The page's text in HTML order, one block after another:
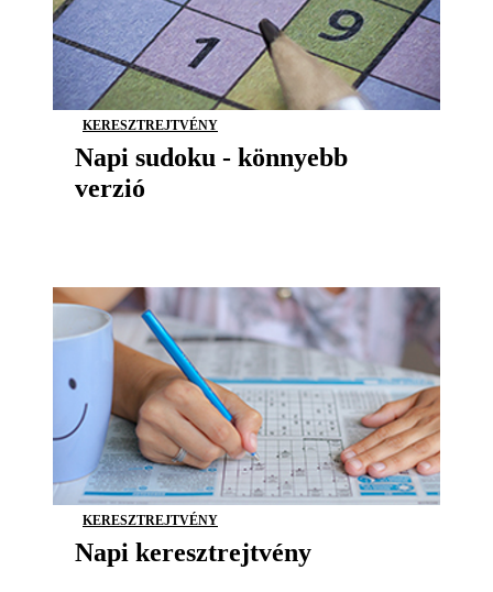
KERESZTREJTVÉNY
Napi sudoku - könnyebb
verzió
KERESZTREJTVÉNY
Napi keresztrejtvény